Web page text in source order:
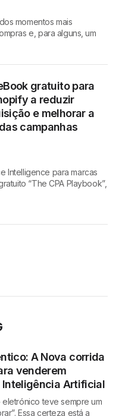
momentos mais
e, para alguns, um
gratuito para
a reduzir
e melhorar a
campanhas
Intelligence para marcas
“The CPA Playbook”,
A Nova corrida
venderem
Inteligência Artificial
teve sempre um
Essa certeza está a